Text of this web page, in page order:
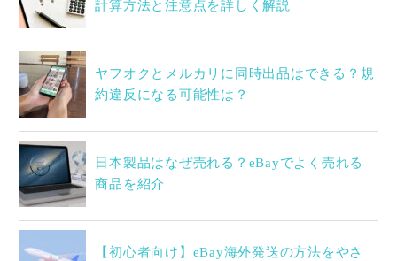
計算方法と注意点を詳しく解説
ヤフオクとメルカリに同時出品はできる？規
約違反になる可能性は？
日本製品はなぜ売れる？eBayでよく売れる
商品を紹介
【初心者向け】eBay海外発送の方法をやさ